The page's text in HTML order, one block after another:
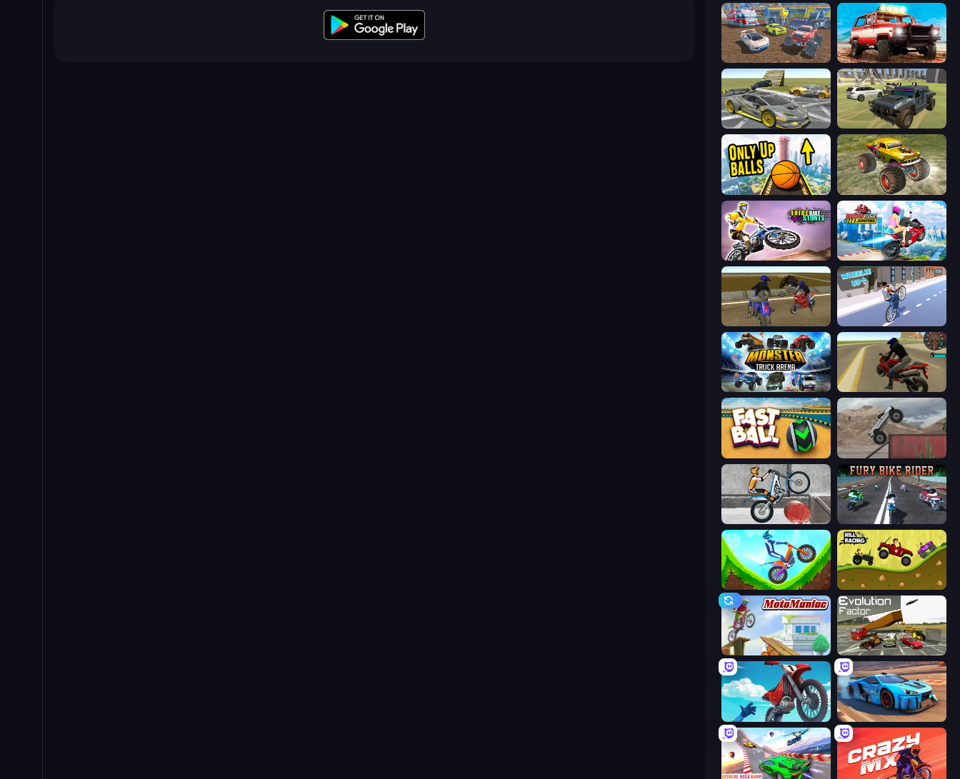
Mad Cars: Racing & Crash Offroad Masters Challenge
Wrong Way 4x4 Offroader
Only Up Balls Real Simulator: Monster Truck
Trial Bike Epic Stunts Ramp Bike Jumping
Crazy Moto Stunts Wheelie Up
Monster Truck Arena Moto Rider 3D
Fast Ball Jump Hard Wheels
Trials Ice Ride Fury Bike Rider
Hill Climb on Moto Bike Hill Racing
Moto Maniac Evolution Factor
Airborne Motocross Real Cars in City